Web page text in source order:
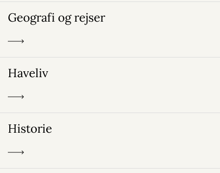
Geografi og rejser
Haveliv
Historie